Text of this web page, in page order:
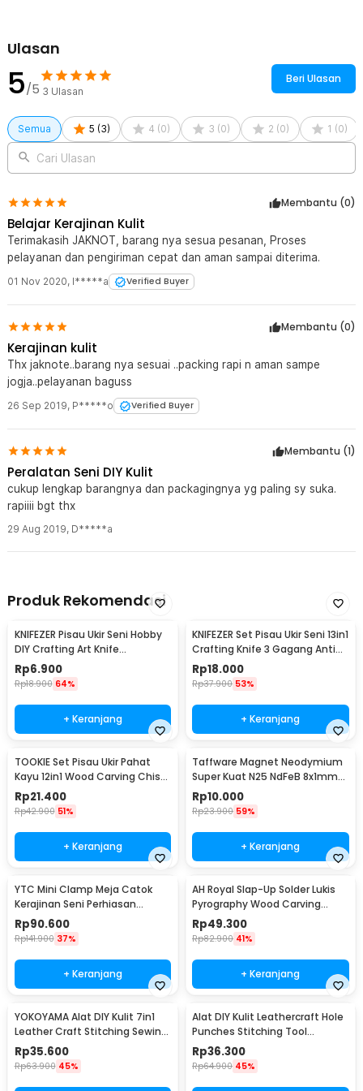
Ulasan
5/5 3 Ulasan
Beri Ulasan
Semua 5 (3) 4 (0) 3 (0) 2 (0) 1 (0)
Cari Ulasan
Membantu (0)
Belajar Kerajinan Kulit
Terimakasih JAKNOT, barang nya sesua pesanan, Proses
pelayanan dan pengiriman cepat dan aman sampai diterima.
01 Nov 2020, I*****a Verified Buyer
Membantu (0)
Kerajinan kulit
Thx jaknote..barang nya sesuai ..packing rapi n aman sampe
jogja..pelayanan baguss
26 Sep 2019, P*****o Verified Buyer
Membantu (1)
Peralatan Seni DIY Kulit
cukup lengkap barangnya dan packagingnya yg paling sy suka.
rapiiii bgt thx
29 Aug 2019, D*****a
Produk Rekomendasi
KNIFEZER Pisau Ukir Seni Hobby
DIY Crafting Art Knife
Aluminium Handle - WL-9309
Rp6.900
Rp18.900 64%
+ Keranjang
KNIFEZER Set Pisau Ukir Seni 13in1
Crafting Knife 3 Gagang Anti
Slip - A-003
Rp18.000
Rp37.900 53%
+ Keranjang
TOOKIE Set Pisau Ukir Pahat
Kayu 12in1 Wood Carving Chisel
Knife - KSJ-12
Rp21.400
Rp42.900 51%
+ Keranjang
Taffware Magnet Neodymium
Super Kuat N25 NdFeB 8x1mm
50 PCS - M35
Rp10.000
Rp23.900 59%
+ Keranjang
YTC Mini Clamp Meja Catok
Kerajinan Seni Perhiasan
Aluminium - AT-6075
Rp90.600
Rp141.900 37%
+ Keranjang
AH Royal Slap-Up Solder Lukis
Pyrography Wood Carving
Soldering Iron - PAC904
Rp49.300
Rp82.900 41%
+ Keranjang
YOKOYAMA Alat DIY Kulit 7in1
Leather Craft Stitching Sewing
Tool Set - DK30015
Rp35.600
Rp63.900 45%
Alat DIY Kulit Leathercraft Hole
Punches Stitching Tool
1+2+4+6 Prong
Rp36.300
Rp64.900 45%